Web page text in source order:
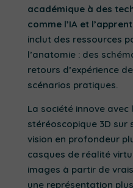
académique à des
comme l’IA et
inclut des ressources
l’anatomie : des
retours d’expérience
scénarios pratiques.
La société innove avec
stéréoscopique 3D
vision en profondeur
casques de réalité
images à partir de
une représentation